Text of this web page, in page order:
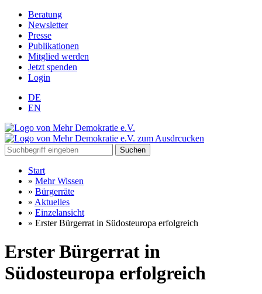
Beratung
Newsletter
Presse
Publikationen
Mitglied werden
Jetzt spenden
Login
DE
EN
Suchen
Start
» Mehr Wissen
» Bürgerräte
» Aktuelles
» Einzelansicht
» Erster Bürgerrat in Südosteuropa erfolgreich
Erster Bürgerrat in
Südosteuropa erfolgreich